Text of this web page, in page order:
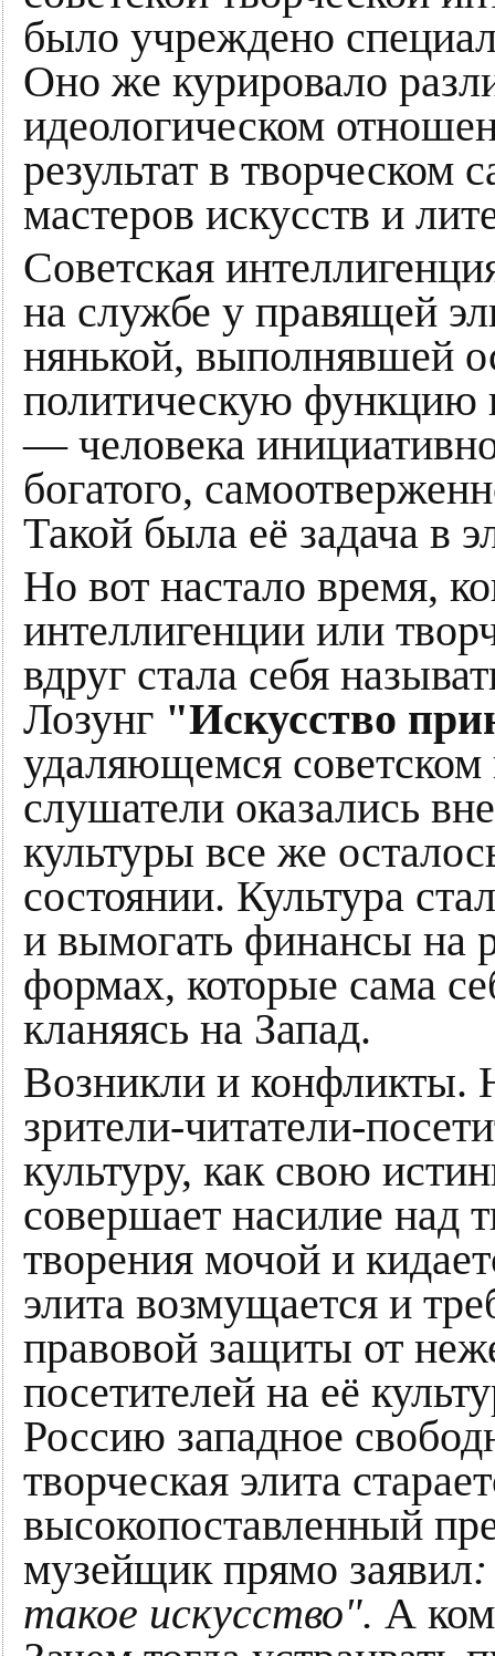
было учреждено
Оно же курировало
идеологическом
результат в творческом
мастеров искусств и
Советская
на службе у правящей
нянькой, выполнявшей
политическую функцию
— человека
богатого,
Такой была её задача в
Но вот настало время,
интеллигенции или
вдруг стала себя
Лозунг "Искусство
удаляющемся
слушатели оказались
культуры все же
состоянии. Культура
и вымогать финансы на
формах, которые сама
кланяясь на Запад.
Возникли и конфликты.
зрители-читатели-
культуру, как свою
совершает насилие над
творения мочой и
элита возмущается и
правовой защиты от
посетителей на её
Россию западное
творческая элита
высокопоставленный
музейщик прямо заявил
такое искусство". А